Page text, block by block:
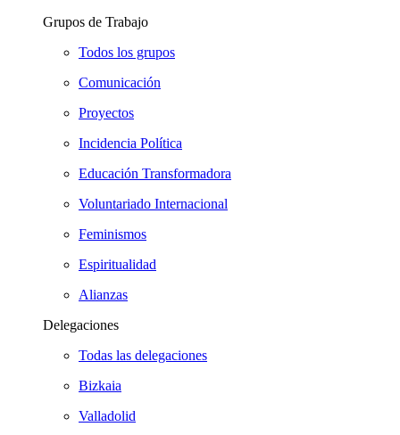
Grupos de Trabajo
Todos los grupos
Comunicación
Proyectos
Incidencia Política
Educación Transformadora
Voluntariado Internacional
Feminismos
Espiritualidad
Alianzas
Delegaciones
Todas las delegaciones
Bizkaia
Valladolid